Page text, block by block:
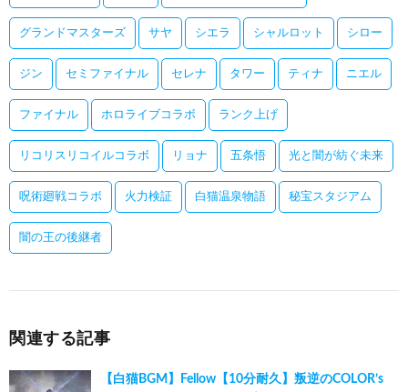
グランドマスターズ サヤ シエラ シャルロット シロー
ジン セミファイナル セレナ タワー ティナ ニエル
ファイナル ホロライブコラボ ランク上げ
リコリスリコイルコラボ リョナ 五条悟 光と闇が紡ぐ未来
呪術廻戦コラボ 火力検証 白猫温泉物語 秘宝スタジアム
闇の王の後継者
関連する記事
【白猫BGM】Fellow【10分耐久】叛逆のCOLOR’s